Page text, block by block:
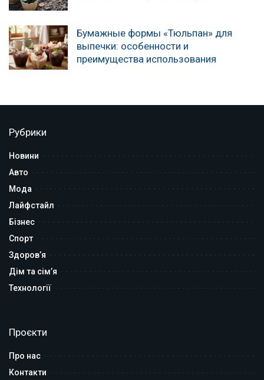
Бумажные формы «Тюльпан» для
выпечки: особенности и
преимущества использования
Рубрики
Новини
Авто
Мода
Лайфстайл
Бізнес
Спорт
Здоров’я
Дім та сім’я
Технології
Проєкти
Про нас
Контакти